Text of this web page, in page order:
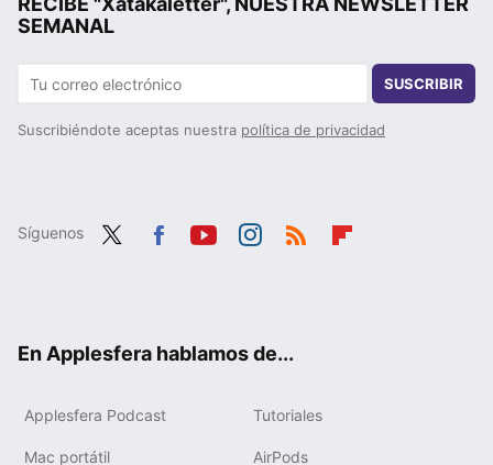
SEMANAL
SUSCRIBIR
Suscribiéndote aceptas nuestra política de privacidad
Síguenos
En Applesfera hablamos de...
Applesfera Podcast Tutoriales
Mac portátil AirPods